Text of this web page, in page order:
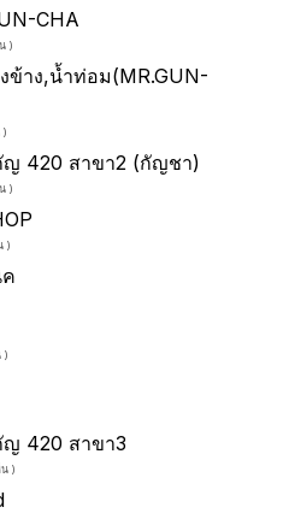
CHA
)
าง,น้ำท่อม(MR.GUN-
)
420 สาขา2 (กัญชา)
)
)
)
420 สาขา3
)